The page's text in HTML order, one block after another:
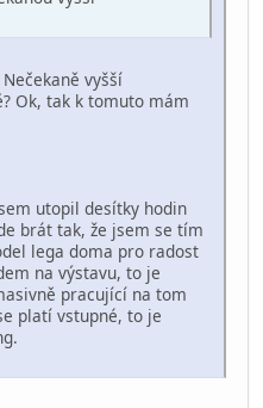
vyšší
Ok, tak k tomuto mám
utopil desítky hodin
brát tak, že jsem se tím
lega doma pro radost
na výstavu, to je
pracující na tom
platí vstupné, to je